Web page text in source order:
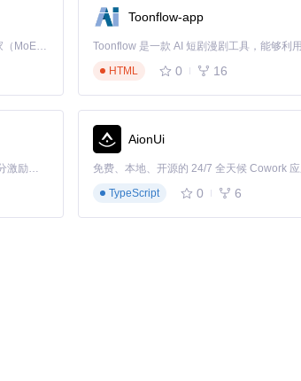
公式构建了完整的计算模型：
观查看对总伤害的影响幅度
果）对伤害的动态影响
的内部数据库（位于
程序推送数据更新，确保计算模型的准确性。这种机
Kimi K3 是Kimi能力最强的模型：这是一个拥有 2.8 万亿参数的混合专家（MoE）模型，具备原生视觉理解能力，并支持 100 万 token 的上下文窗口。
Toonflow-app
HTML
0 16
「源启盛夏」暑期校园开发者成长计划旨在激活校园开源力量，通过积分激励、认证扶持、资源倾斜等形式，引导高校组织和开发者完成「入驻 — 建项目 — 做贡献 — 获认证 — 得资源」的完整闭环。无论你是想带领社团入驻平台的组织者，还是希望用代码贡献证明自己的开发者，都能在这里找到属于你的成长路径。
AionUi
TypeScript
0 6